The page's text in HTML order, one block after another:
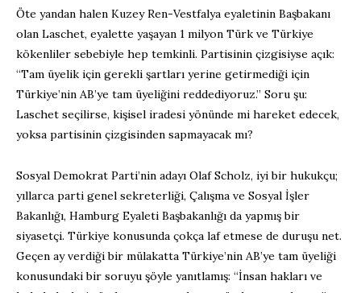
Öte yandan halen Kuzey Ren-Vestfalya eyaletinin Başbakanı
olan Laschet, eyalette yaşayan 1 milyon Türk ve Türkiye
kökenliler sebebiyle hep temkinli. Partisinin çizgisiyse açık:
“Tam üyelik için gerekli şartları yerine getirmediği için
Türkiye’nin AB’ye tam üyeliğini reddediyoruz.” Soru şu:
Laschet seçilirse, kişisel iradesi yönünde mi hareket edecek,
yoksa partisinin çizgisinden sapmayacak mı?
Sosyal Demokrat Parti’nin adayı Olaf Scholz, iyi bir hukukçu;
yıllarca parti genel sekreterliği, Çalışma ve Sosyal İşler
Bakanlığı, Hamburg Eyaleti Başbakanlığı da yapmış bir
siyasetçi. Türkiye konusunda çokça laf etmese de duruşu net.
Geçen ay verdiği bir mülakatta Türkiye’nin AB’ye tam üyeliği
konusundaki bir soruyu şöyle yanıtlamış: “İnsan hakları ve